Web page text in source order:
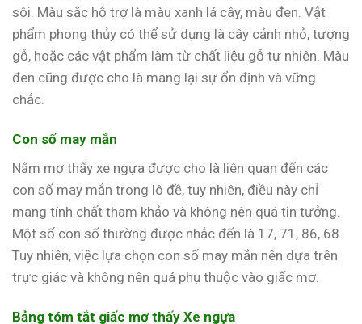
sôi. Màu sắc hỗ trợ là màu xanh lá cây, màu đen. Vật
phẩm phong thủy có thể sử dụng là cây cảnh nhỏ, tượng
gỗ, hoặc các vật phẩm làm từ chất liệu gỗ tự nhiên. Màu
đen cũng được cho là mang lại sự ổn định và vững
chắc.
Con số may mắn
Nằm mơ thấy xe ngựa được cho là liên quan đến các
con số may mắn trong lô đề, tuy nhiên, điều này chỉ
mang tính chất tham khảo và không nên quá tin tưởng.
Một số con số thường được nhắc đến là 17, 71, 86, 68.
Tuy nhiên, việc lựa chọn con số may mắn nên dựa trên
trực giác và không nên quá phụ thuộc vào giấc mơ.
Bảng tóm tắt giấc mơ thấy Xe ngựa